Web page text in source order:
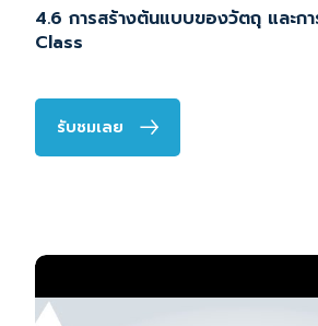
4.6 การสร้างต้นแบบของวัตถุ และกา
Class
รับชมเลย